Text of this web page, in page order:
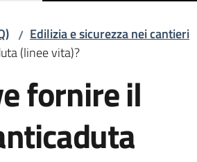
/ Edilizia e sicurezza nei cantieri
(linee vita)?
fornire il